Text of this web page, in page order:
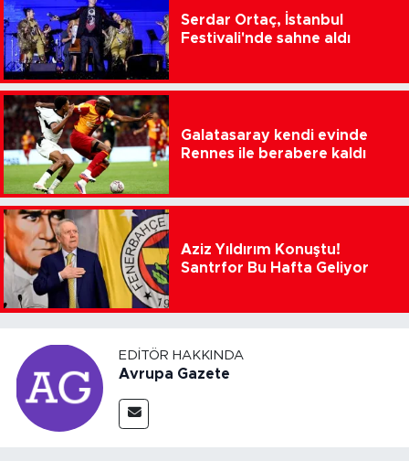
Serdar Ortaç, İstanbul
Festivali'nde sahne aldı
Galatasaray kendi evinde
Rennes ile berabere kaldı
Aziz Yıldırım Konuştu!
Santrfor Bu Hafta Geliyor
EDITÖR HAKKINDA
Avrupa Gazete